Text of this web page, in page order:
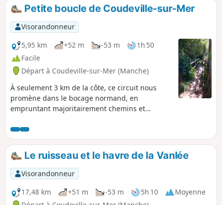
Petite boucle de Coudeville-sur-Mer
Visorandonneur
5,95 km
+52 m -53 m
1h 50
Facile
Départ à Coudeville-sur-Mer (Manche)
À seulement 3 km de la côte, ce circuit nous
promène dans le bocage normand, en
empruntant majoritairement chemins et
Le ruisseau et le havre de la Vanlée
Visorandonneur
17,48 km
+51 m -53 m 5h 10
Moyenne